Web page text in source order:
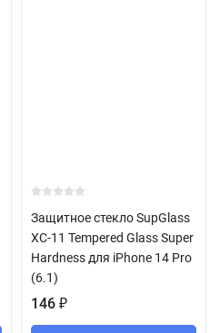
Защитное стекло SupGlass
XC-11 Tempered Glass Super
Hardness для iPhone 14 Pro
(6.1)
146 ₽